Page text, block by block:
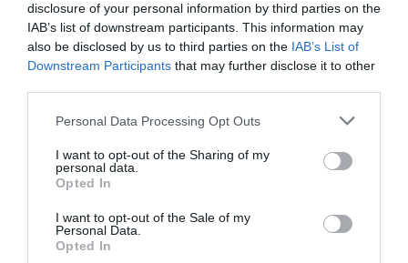
disclosure of your personal information by third parties on the
IAB’s list of downstream participants. This information may
also be disclosed by us to third parties on the IAB’s List of
Downstream Participants that may further disclose it to other
Personal Data Processing Opt Outs
I want to opt-out of the Sharing of my
personal data.
Opted In
I want to opt-out of the Sale of my
Personal Data.
Opted In
SOCIEDAD
Los cambios del Papa León XIV: lentos pero
acertados
Eulogio López 09/08/26 06:00
Marcelo Gullo: “El trabajo de desmitificar la
historia, de poner la verdadera, de
desmontar la falsificación, es un trabajo
cristiano"
por Hispanidad